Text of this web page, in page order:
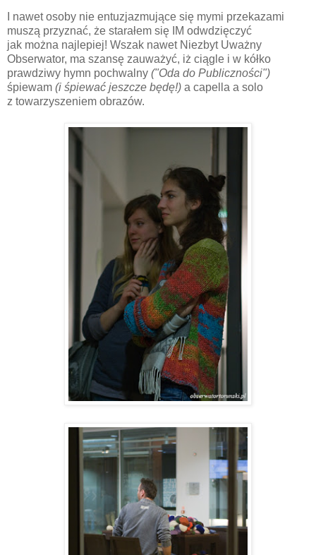
I nawet osoby nie entuzjazmujące się mymi przekazami
muszą przyznać, że starałem się IM odwdzięczyć
jak można najlepiej! Wszak nawet Niezbyt Uważny
Obserwator, ma szansę zauważyć, iż ciągle i w kółko
prawdziwy hymn pochwalny ("Oda do Publiczności")
śpiewam (i śpiewać jeszcze będę!) a capella a solo
z towarzyszeniem obrazów.